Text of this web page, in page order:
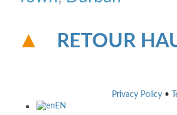
RETOUR
Privacy Policy •
EN